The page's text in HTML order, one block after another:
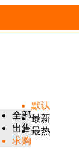
全部
出售
求购
默认
最新
最热